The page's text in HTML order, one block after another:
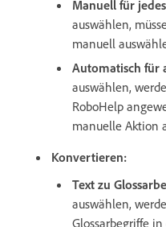
Manuell für
auswählen,
manuell
Automatisch für
auswählen,
RoboHelp
manuelle Aktion
Konvertieren:
Text zu
auswählen,
Glossarbegriffe